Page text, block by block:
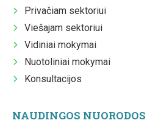
Privačiam sektoriui
Viešajam sektoriui
Vidiniai mokymai
Nuotoliniai mokymai
Konsultacijos
NAUDINGOS NUORODOS